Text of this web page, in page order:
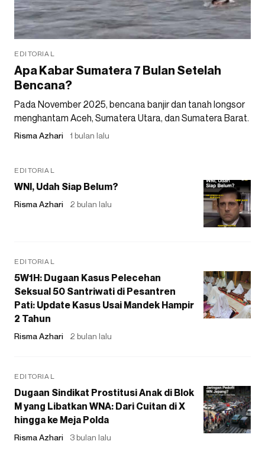
EDITORIAL
Apa Kabar Sumatera 7 Bulan Setelah
Bencana?
Pada November 2025, bencana banjir dan tanah longsor
menghantam Aceh, Sumatera Utara, dan Sumatera Barat.
Risma Azhari 1 bulan lalu
EDITORIAL
WNI, Udah Siap Belum?
Risma Azhari 2 bulan lalu
EDITORIAL
5W1H: Dugaan Kasus Pelecehan
Seksual 50 Santriwati di Pesantren
Pati: Update Kasus Usai Mandek Hampir
2 Tahun
Risma Azhari 2 bulan lalu
EDITORIAL
Dugaan Sindikat Prostitusi Anak di Blok
M yang Libatkan WNA: Dari Cuitan di X
hingga ke Meja Polda
Risma Azhari 3 bulan lalu